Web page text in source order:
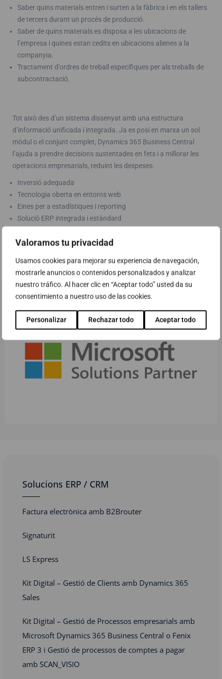
Valoramos tu privacidad
Usamos cookies para mejorar su experiencia de navegación,
mostrarle anuncios o contenidos personalizados y analizar
nuestro tráfico. Al hacer clic en “Aceptar todo” usted da su
consentimiento a nuestro uso de las cookies.
Personalizar Rechazar todo Aceptar todo
Saber quins materials entren i surten a la fàbrica i en els tallers
de tercers durant un procés de producció.
Saber de quins materials es disposa a les ubicacions de
l’empresa i quines estan cedits en ubicacions alienes a la
companyia.
Tractament d’ordres de treball específiques per als treballs de
subcontractació.
Tot això des d’un sistema dissenyat amb una estructura
d’informació unificada i integrada. Ja es posi en marxa un sol
mòdul o el conjunt complet, Dynamics 365 Business Central
l’ajuda a prendre decisions sustentades en fets i a millorar les
operacions empresarials, reduint les despeses.
Inversió adequada
Tecnologia oberta en entorns web
Eines per a estadístiques i reporting
Solució ERP integrada i estàndard
Marca de prestigi internacional
Solucions ERP / CRM
Factura electrònica amb B2Brouter
Signaturit
LS Express
Kit Digital – Gestió de Clients amb Dynamics 365
Sales
Kit Digital – Gestió de Processos empresarials amb
Microsoft Dynamics 365 Business Central o Fenix
ERP 3 i Gestió de processos de comptes a pagar
amb SCAN_VISIO